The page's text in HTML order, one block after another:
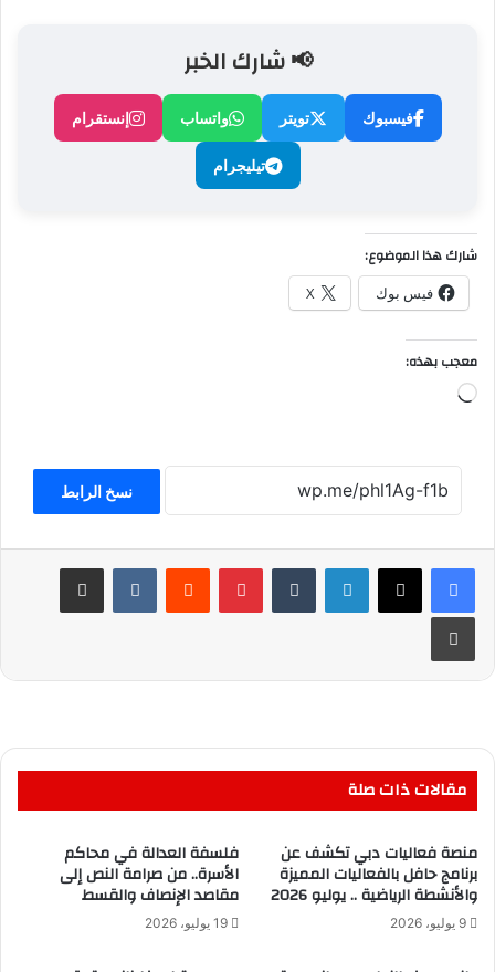
📢 شارك الخبر
فيسبوك تويتر واتساب إنستقرام
تيليجرام
شارك هذا الموضوع:
فيس بوك X
معجب بهذه:
جاري
نسخ الرابط
لينكدإن بينتيريست مشاركة عبر البريد
طباعة
مقالات ذات صلة
منصة فعاليات دبي تكشف عن
برنامج حافل بالفعاليات المميزة
والأنشطة الرياضية .. يوليو 2026
9 يوليو، 2026
فلسفة العدالة في محاكم
الأسرة.. من صرامة النص إلى
مقاصد الإنصاف والقسط
19 يوليو، 2026